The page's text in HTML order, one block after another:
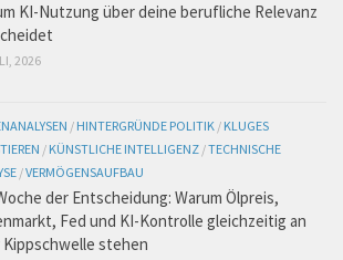
KI-Nutzung über deine berufliche Relevanz
2026
/ HINTERGRÜNDE POLITIK / KLUGES
/ KÜNSTLICHE INTELLIGENZ /TECHNISCHE
/VERMÖGENSAUFBAU
der Entscheidung: Warum Ölpreis,
Fed und KI-Kontrolle gleichzeitig an
stehen